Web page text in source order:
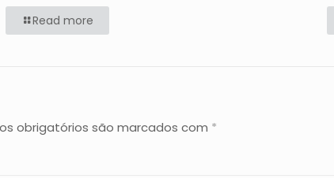
Read more
obrigatórios são marcados com *